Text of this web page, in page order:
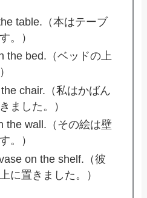
table.（本はテーブ
。）
the bed.（ベッドの上
chair.（私はかばん
ました。）
the wall.（その絵は壁
。）
on the shelf.（彼
に置きました。）